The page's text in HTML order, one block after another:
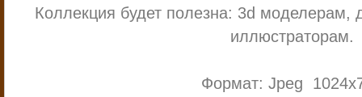
Коллекция будет полезна: 3d моделерам,
иллюстраторам.
Формат: Jpeg